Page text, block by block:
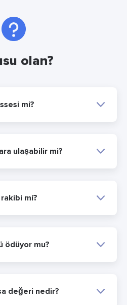
olan?
mi?
ulaşabilir mi?
rakibi mi?
ödüyor mu?
değeri nedir?